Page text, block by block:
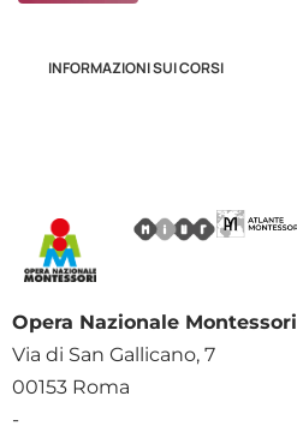
INFORMAZIONI SUI CORSI
Opera Nazionale Montessori
Via di San Gallicano, 7
00153 Roma
-